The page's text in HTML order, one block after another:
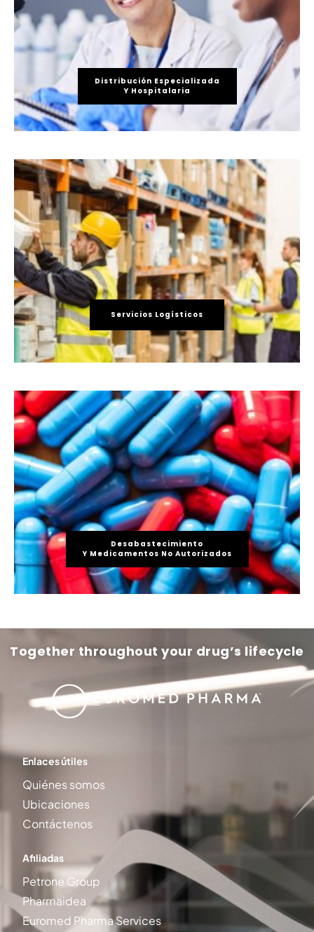
Distribución Especializada
Y Hospitalaria
Servicios Logísticos
Desabastecimiento
Y Medicamentos No Autorizados
Together throughout your drug’s lifecycle
Enlaces útiles
Quiénes somos
Ubicaciones
Contáctenos
Afiliadas
Petrone Group
Pharmaidea
Euromed Pharma Services